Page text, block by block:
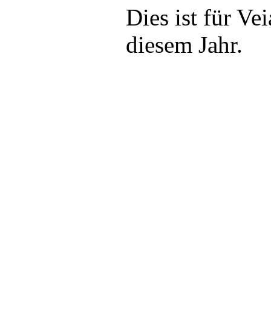
Dies ist für
diesem Jahr.